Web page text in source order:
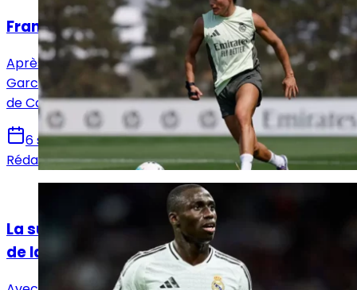
Fran García disparaît des radars
Après son excellente Coupe du Monde des Clubs, Fran
García est relégué au banc de touche suite à l’arrivée
de Carreras.
6 septembre 2025
Rédaction Le Journal du Real
La surabondance du Real Madrid au poste
de latéral gauche